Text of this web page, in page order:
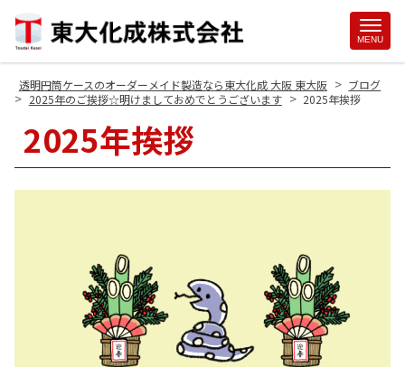
MENU
透明円筒ケースのオーダーメイド製造なら東大化成 大阪 東大阪 > ブログ
> 2025年のご挨拶☆明けましておめでとうございます > 2025年挨拶
2025年挨拶
Site
Footer